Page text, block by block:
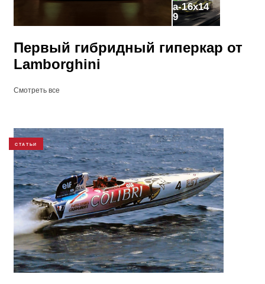
9
Первый гибридный гиперкар от
Lamborghini
Смотреть все
СТАТЬИ